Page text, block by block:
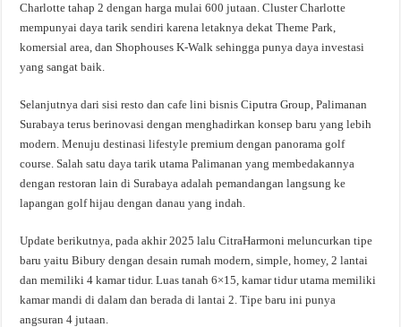
Charlotte tahap 2 dengan harga mulai 600 jutaan. Cluster Charlotte
mempunyai daya tarik sendiri karena letaknya dekat Theme Park,
komersial area, dan Shophouses K-Walk sehingga punya daya investasi
yang sangat baik.
Selanjutnya dari sisi resto dan cafe lini bisnis Ciputra Group, Palimanan
Surabaya terus berinovasi dengan menghadirkan konsep baru yang lebih
modern. Menuju destinasi lifestyle premium dengan panorama golf
course. Salah satu daya tarik utama Palimanan yang membedakannya
dengan restoran lain di Surabaya adalah pemandangan langsung ke
lapangan golf hijau dengan danau yang indah.
Update berikutnya, pada akhir 2025 lalu CitraHarmoni meluncurkan tipe
baru yaitu Bibury dengan desain rumah modern, simple, homey, 2 lantai
dan memiliki 4 kamar tidur. Luas tanah 6×15, kamar tidur utama memiliki
kamar mandi di dalam dan berada di lantai 2. Tipe baru ini punya
angsuran 4 jutaan.